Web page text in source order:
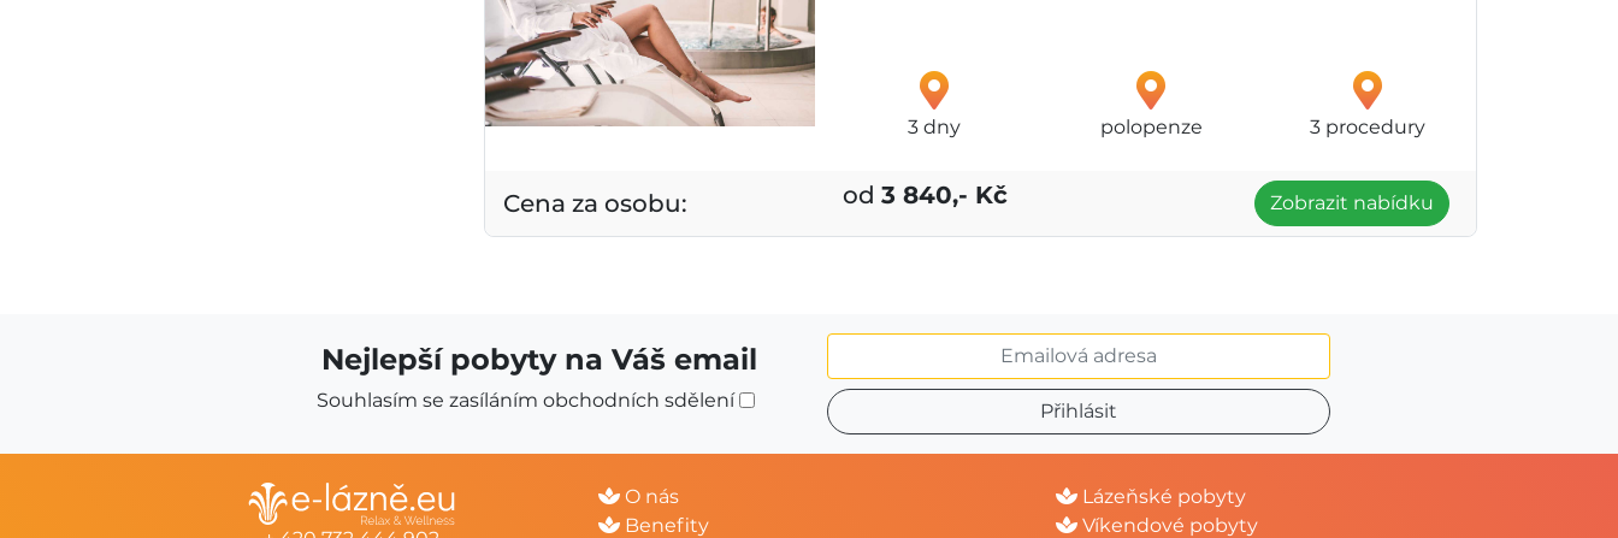
3 dny polopenze 3 procedury
Cena za osobu: od3 840,- Kč Zobrazit nabídku
Nejlepší pobyty na Váš email
Souhlasím se zasíláním obchodních sdělení
O nás
Benefity
Lázeňské pobyty
Víkendové pobyty